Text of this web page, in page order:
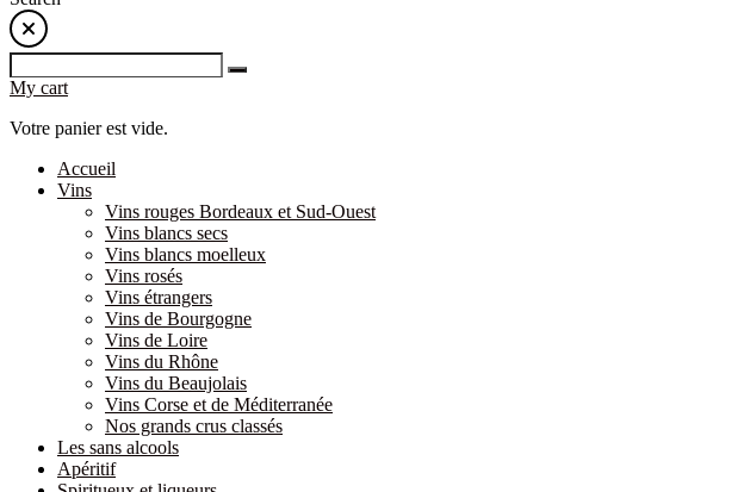
My cart
Votre panier est vide.
Accueil
Vins
Vins rouges Bordeaux et Sud-Ouest
Vins blancs secs
Vins blancs moelleux
Vins rosés
Vins étrangers
Vins de Bourgogne
Vins de Loire
Vins du Rhône
Vins du Beaujolais
Vins Corse et de Méditerranée
Nos grands crus classés
Les sans alcools
Apéritif